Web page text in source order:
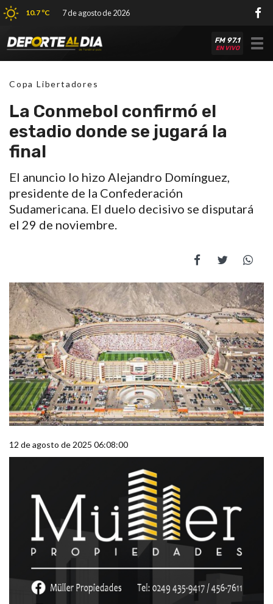
10.7 ºC 7 de agosto de 2026
FM 97.1
EN VIVO
Copa Libertadores
La Conmebol confirmó el
estadio donde se jugará la
final
El anuncio lo hizo Alejandro Domínguez,
presidente de la Confederación
Sudamericana. El duelo decisivo se disputará
el 29 de noviembre.
12 de agosto de 2025 06:08:00